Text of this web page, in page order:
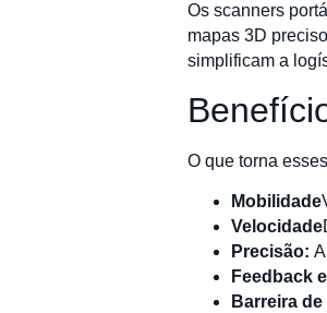
Os scanners
mapas 3D
simplificam a
O que torna
Mobilidade
Velocidade
Precisão:
Feedback
Barreira